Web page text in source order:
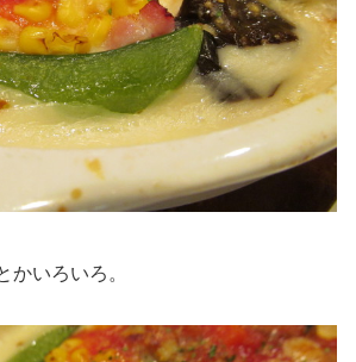
かいろいろ。